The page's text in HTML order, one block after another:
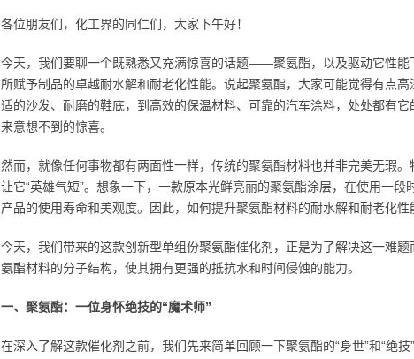
各位朋友们，化工界的同仁们，大家下午好！
今天，我们要聊一个既熟悉又充满惊喜的话题——聚氨酯，以及驱动它性
所赋予制品的卓越耐水解和耐老化性能。说起聚氨酯，大家可能觉得有点
适的沙发、耐磨的鞋底，到高效的保温材料、可靠的汽车涂料，处处都有
来意想不到的惊喜。
然而，就像任何事物都有两面性一样，传统的聚氨酯材料也并非完美无瑕
让它“英雄气短”。想象一下，一款原本光鲜亮丽的聚氨酯涂层，在使用一
产品的使用寿命和美观度。因此，如何提升聚氨酯材料的耐水解和耐老化性
今天，我们带来的这款创新型单组份聚氨酯催化剂，正是为了解决这一难
氨酯材料的分子结构，使其拥有更强的抵抗水和时间侵蚀的能力。
一、聚氨酯：一位身怀绝技的“魔术师”
在深入了解这款催化剂之前，我们先来简单回顾一下聚氨酯的“身世”和“绝